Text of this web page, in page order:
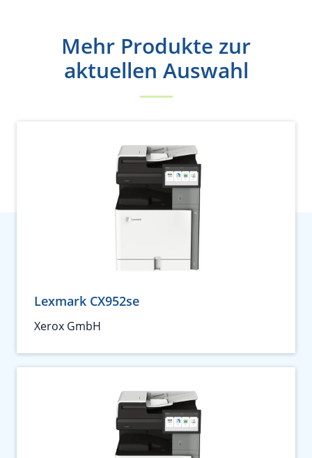
Mehr Produkte zur
aktuellen Auswahl
Lexmark CX952se
Xerox GmbH